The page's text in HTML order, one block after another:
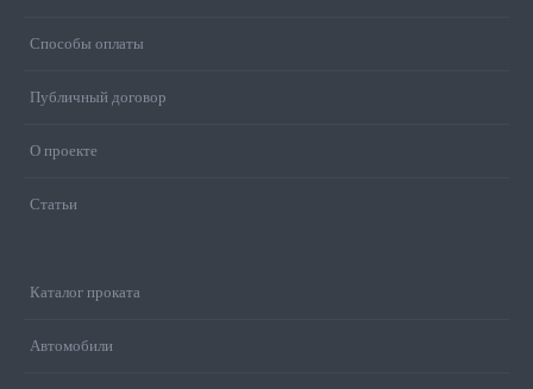
Способы оплаты
Публичный договор
О проекте
Статьи
Каталог проката
Автомобили